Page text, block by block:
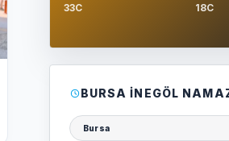
33C 18C
BURSA İNEGÖL
Şehir seçin